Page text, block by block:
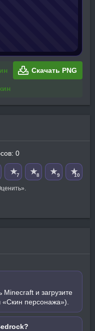
Скачать PNG
0
★7 ★8 ★9 ★10
и загрузите
персонажа»).